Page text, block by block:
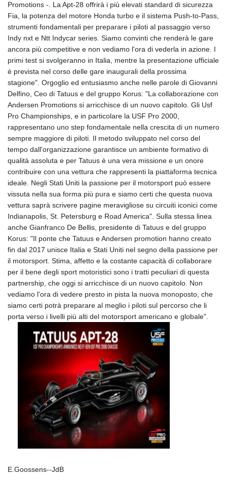
Promotions -. La Apt-28 offrirà i più elevati standard di sicurezza
Fia, la potenza del motore Honda turbo e il sistema Push-to-Pass,
strumenti fondamentali per preparare i piloti al passaggio verso
Indy nxt e Ntt Indycar series. Siamo convinti che renderà le gare
ancora più competitive e non vediamo l'ora di vederla in azione. I
primi test si svolgeranno in Italia, mentre la presentazione ufficiale
è prevista nel corso delle gare inaugurali della prossima
stagione". Orgoglio ed entusiasmo anche nelle parole di Giovanni
Delfino, Ceo di Tatuus e del gruppo Korus: "La collaborazione con
Andersen Promotions si arricchisce di un nuovo capitolo. Gli Usf
Pro Championships, e in particolare la USF Pro 2000,
rappresentano uno step fondamentale nella crescita di un numero
sempre maggiore di piloti. Il metodo sviluppato nel corso del
tempo dall'organizzazione garantisce un ambiente formativo di
qualità assoluta e per Tatuus è una vera missione e un onore
contribuire con una vettura che rappresenti la piattaforma tecnica
ideale. Negli Stati Uniti la passione per il motorsport può essere
vissuta nella sua forma più pura e siamo certi che questa nuova
vettura saprà scrivere pagine meravigliose su circuiti iconici come
Indianapolis, St. Petersburg e Road America". Sulla stessa linea
anche Gianfranco De Bellis, presidente di Tatuus e del gruppo
Korus: "Il ponte che Tatuus e Andersen promotion hanno creato
fin dal 2017 unisce Italia e Stati Uniti nel segno della passione per
il motorsport. Stima, affetto e la costante capacità di collaborare
per il bene degli sport motoristici sono i tratti peculiari di questa
partnership, che oggi si arricchisce di un nuovo capitolo. Non
vediamo l'ora di vedere presto in pista la nuova monoposto, che
siamo certi potrà preparare al meglio i piloti sul percorso che li
porta verso i livelli più alti del motorsport americano e globale".
E.Goossens--JdB